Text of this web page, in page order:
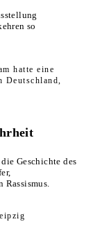
so
Geschichte des
Rassismus.